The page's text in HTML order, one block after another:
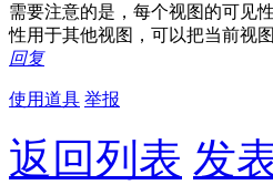
需要注意的是，每个视图的可见
性用于其他视图，可以把当前视
回复
使用道具 举报
返回列表 发